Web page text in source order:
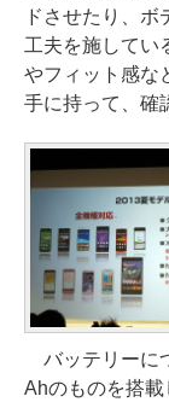
ドさせたり、
工夫を施してい
やフィット感な
手に持って、確
バッテリーに
Ahのものを搭